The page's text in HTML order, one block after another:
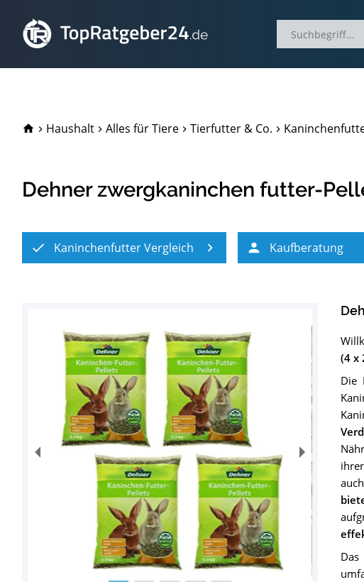
TopRatgeber24.de
Haushalt Alles für Tiere Tierfutter & Co.
Dehner zwergkaninchen futter-
Kaninchenfutter Vergleich Kaufberatung
(4 x
Die
ihrer